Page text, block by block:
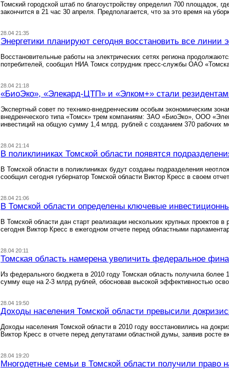
Томский городской штаб по благоустройству определил 700 площадок,
закончится в 21 час 30 апреля. Предполагается, что за это время на
28.04 21:35
Энергетики планируют сегодня восстановить все линии
Восстановительные работы на электрических сетях региона
потребителей, сообщил НИА Томск сотрудник пресс-службы ОАО
28.04 21:18
«БиоЭко», «Элекард-ЦТП» и «Элком+» стали
Экспертный совет по технико-внедренческим особым экономическим
внедренческого типа «Томск» трем компаниям: ЗАО «БиоЭко», ООО
инвестиций на общую сумму 1,4 млрд. рублей с созданием 370 рабочих
28.04 21:14
В поликлиниках Томской области появятся
В Томской области в поликлиниках будут созданы подразделения
сообщил сегодня губернатор Томской области Виктор Кресс в своем
28.04 21:06
В Томской области определены ключевые
В Томской области дан старт реализации нескольких крупных проектов
сегодня Виктор Кресс в ежегодном отчете перед областными
28.04 20:11
Томская область намерена увеличить федеральное
Из федерального бюджета в 2010 году Томская область получила более
сумму еще на 2-3 млрд рублей, обосновав высокой эффективностью
28.04 19:50
Доходы населения Томской области превысили
Доходы населения Томской области в 2010 году восстановились на
Виктор Кресс в отчете перед депутатами областной думы, заявив росте
28.04 19:20
Многодетные семьи в Томской области получили право